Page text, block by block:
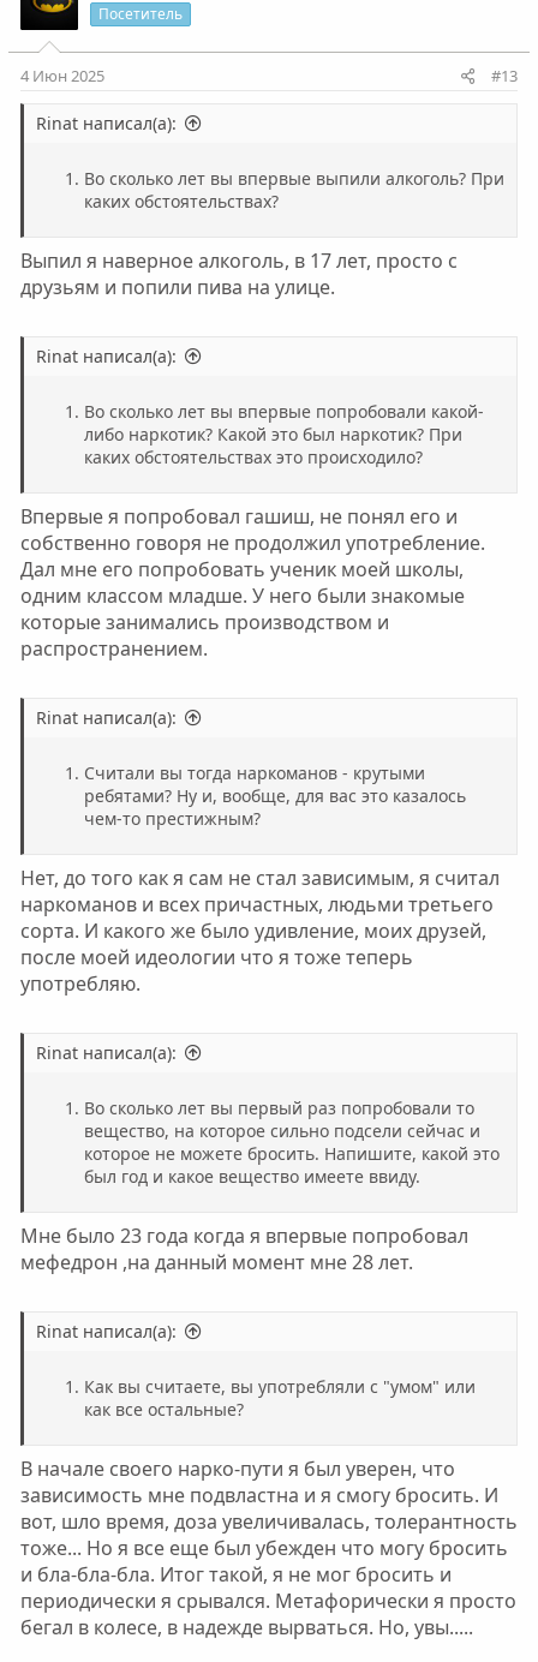
Посетитель
4 Июн 2025 #13
Rinat написал(а):
Во сколько лет вы впервые выпили алкоголь? При
каких обстоятельствах?
Выпил я наверное алкоголь, в 17 лет, просто с
друзьям и попили пива на улице.
Rinat написал(а):
Во сколько лет вы впервые попробовали какой-
либо наркотик? Какой это был наркотик? При
каких обстоятельствах это происходило?
Впервые я попробовал гашиш, не понял его и
собственно говоря не продолжил употребление.
Дал мне его попробовать ученик моей школы,
одним классом младше. У него были знакомые
которые занимались производством и
распространением.
Rinat написал(а):
Считали вы тогда наркоманов - крутыми
ребятами? Ну и, вообще, для вас это казалось
чем-то престижным?
Нет, до того как я сам не стал зависимым, я считал
наркоманов и всех причастных, людьми третьего
сорта. И какого же было удивление, моих друзей,
после моей идеологии что я тоже теперь
употребляю.
Rinat написал(а):
Во сколько лет вы первый раз попробовали то
вещество, на которое сильно подсели сейчас и
которое не можете бросить. Напишите, какой это
был год и какое вещество имеете ввиду.
Мне было 23 года когда я впервые попробовал
мефедрон ,на данный момент мне 28 лет.
Rinat написал(а):
Как вы считаете, вы употребляли с "умом" или
как все остальные?
В начале своего нарко-пути я был уверен, что
зависимость мне подвластна и я смогу бросить. И
вот, шло время, доза увеличивалась, толерантность
тоже... Но я все еще был убежден что могу бросить
и бла-бла-бла. Итог такой, я не мог бросить и
периодически я срывался. Метафорически я просто
бегал в колесе, в надежде вырваться. Но, увы.....